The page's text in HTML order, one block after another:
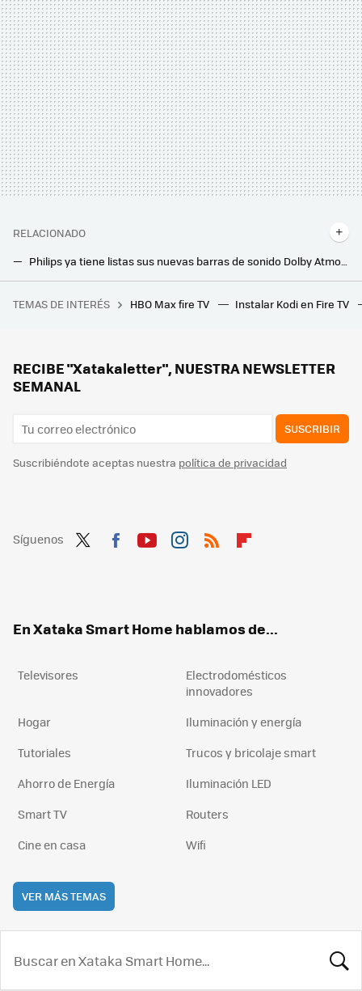
RELACIONADO
Usar láseres en vez de cables para llevar el sonido hasta los altavoces es una idea genial: así es posible hacerlo
Francia necesita recortar 40.000 millones de euros. Y ha decidido empezar por algo sagrado en Europa: los festivos
TEMAS DE INTERÉS HBO Max fire TV Instalar Kodi en Fire TV
RECIBE "Xatakaletter", NUESTRA NEWSLETTER
SEMANAL
SUSCRIBIR
Suscribiéndote aceptas nuestra política de privacidad
Síguenos
En Xataka Smart Home hablamos de...
Televisores
Electrodomésticos
innovadores
Hogar
Iluminación y energía
Tutoriales
Trucos y bricolaje smart
Ahorro de Energía
Iluminación LED
Smart TV
Routers
Cine en casa
Wifi
VER MÁS TEMAS